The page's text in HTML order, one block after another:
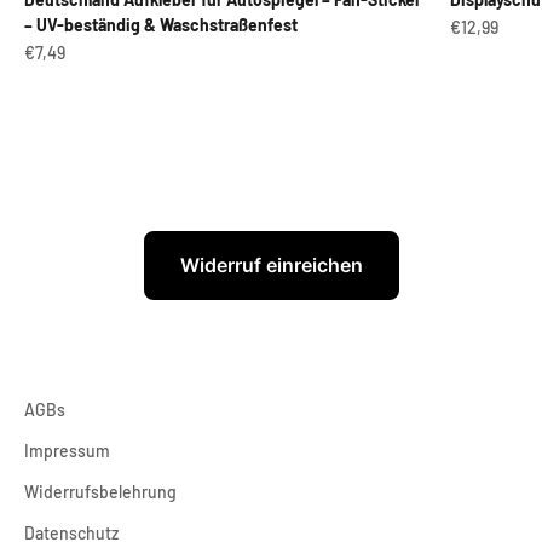
– UV-beständig & Waschstraßenfest
Angebot
€7,49
Angebot
€12,99
Widerruf einreichen
AGBs
Impressum
Widerrufsbelehrung
Datenschutz